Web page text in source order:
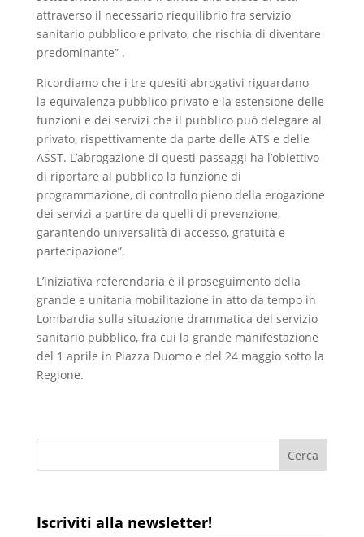
attraverso il necessario riequilibrio fra servizio
sanitario pubblico e privato, che rischia di diventare
predominante” .
Ricordiamo che i tre quesiti abrogativi riguardano
la equivalenza pubblico-privato e la estensione delle
funzioni e dei servizi che il pubblico può delegare al
privato, rispettivamente da parte delle ATS e delle
ASST. L’abrogazione di questi passaggi ha l’obiettivo
di riportare al pubblico la funzione di
programmazione, di controllo pieno della erogazione
dei servizi a partire da quelli di prevenzione,
garantendo universalità di accesso, gratuità e
partecipazione”,
L’iniziativa referendaria è il proseguimento della
grande e unitaria mobilitazione in atto da tempo in
Lombardia sulla situazione drammatica del servizio
sanitario pubblico, fra cui la grande manifestazione
del 1 aprile in Piazza Duomo e del 24 maggio sotto la
Regione.
Iscriviti alla newsletter!